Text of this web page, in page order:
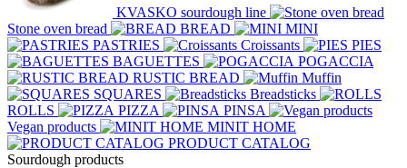
KVASKO sourdough line
Stone oven bread
BREAD
MINI
PASTRIES
Croissants
PIES
BAGUETTES
POGACCIA
RUSTIC BREAD
Muffin
SQUARES
Breadsticks
ROLLS
PIZZA
PINSA
Vegan products
MINIT HOME
PRODUCT CATALOG
Sourdough products